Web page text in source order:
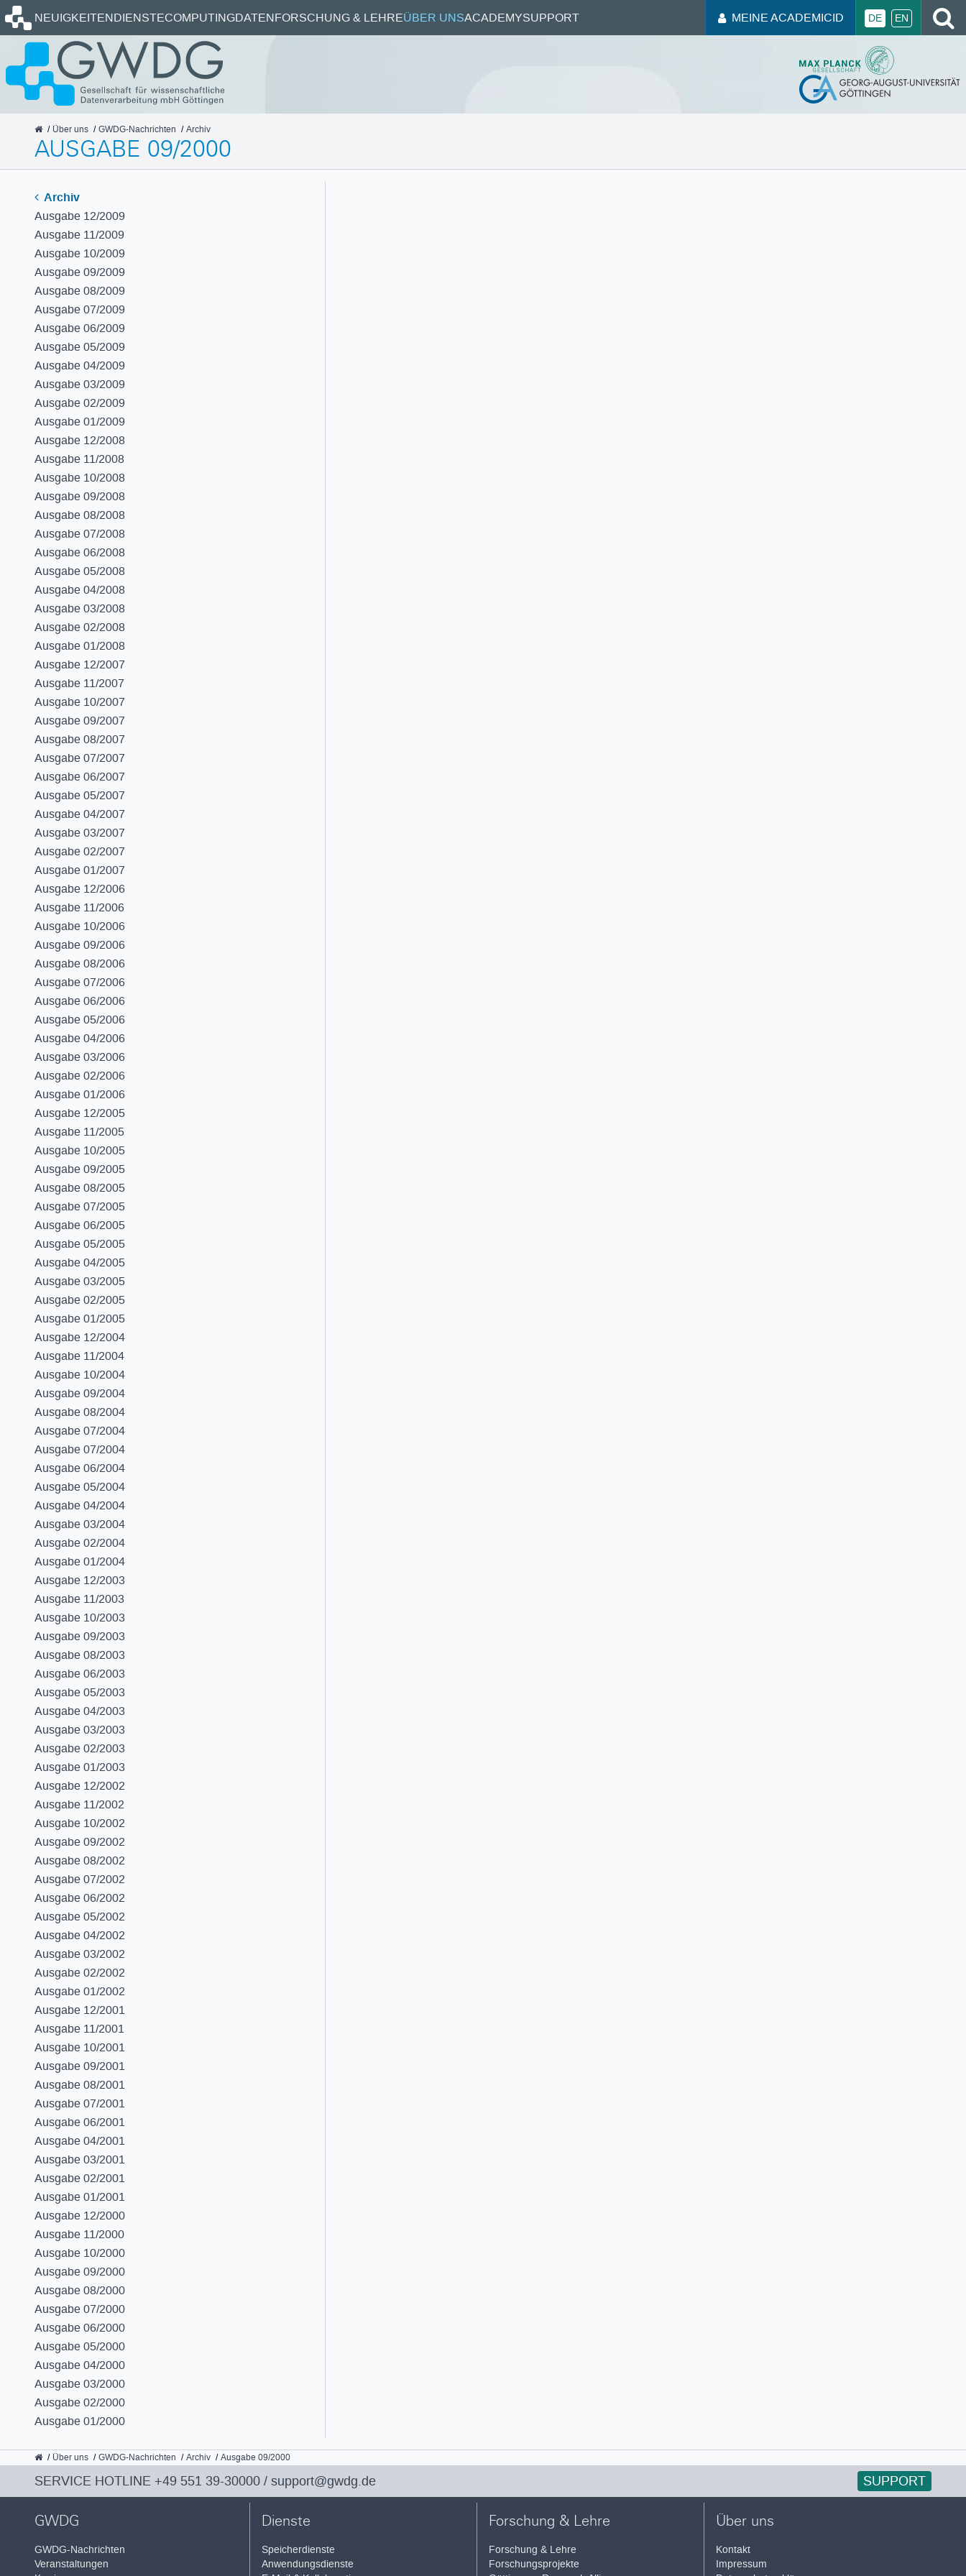
NEUIGKEITENDIENSTECOMPUTINGDATENFORSCHUNG & LEHREÜBER UNSACADEMYSUPPORT MEINE ACADEMICID DE EN
GWDG
Über uns GWDG-Nachrichten Archiv
AUSGABE 09/2000
Archiv
Ausgabe 12/2009
Ausgabe 11/2009
Ausgabe 10/2009
Ausgabe 09/2009
Ausgabe 08/2009
Ausgabe 07/2009
Ausgabe 06/2009
Ausgabe 05/2009
Ausgabe 04/2009
Ausgabe 03/2009
Ausgabe 02/2009
Ausgabe 01/2009
Ausgabe 12/2008
Ausgabe 11/2008
Ausgabe 10/2008
Ausgabe 09/2008
Ausgabe 08/2008
Ausgabe 07/2008
Ausgabe 06/2008
Ausgabe 05/2008
Ausgabe 04/2008
Ausgabe 03/2008
Ausgabe 02/2008
Ausgabe 01/2008
Ausgabe 12/2007
Ausgabe 11/2007
Ausgabe 10/2007
Ausgabe 09/2007
Ausgabe 08/2007
Ausgabe 07/2007
Ausgabe 06/2007
Ausgabe 05/2007
Ausgabe 04/2007
Ausgabe 03/2007
Ausgabe 02/2007
Ausgabe 01/2007
Ausgabe 12/2006
Ausgabe 11/2006
Ausgabe 10/2006
Ausgabe 09/2006
Ausgabe 08/2006
Ausgabe 07/2006
Ausgabe 06/2006
Ausgabe 05/2006
Ausgabe 04/2006
Ausgabe 03/2006
Ausgabe 02/2006
Ausgabe 01/2006
Ausgabe 12/2005
Ausgabe 11/2005
Ausgabe 10/2005
Ausgabe 09/2005
Ausgabe 08/2005
Ausgabe 07/2005
Ausgabe 06/2005
Ausgabe 05/2005
Ausgabe 04/2005
Ausgabe 03/2005
Ausgabe 02/2005
Ausgabe 01/2005
Ausgabe 12/2004
Ausgabe 11/2004
Ausgabe 10/2004
Ausgabe 09/2004
Ausgabe 08/2004
Ausgabe 07/2004
Ausgabe 07/2004
Ausgabe 06/2004
Ausgabe 05/2004
Ausgabe 04/2004
Ausgabe 03/2004
Ausgabe 02/2004
Ausgabe 01/2004
Ausgabe 12/2003
Ausgabe 11/2003
Ausgabe 10/2003
Ausgabe 09/2003
Ausgabe 08/2003
Ausgabe 06/2003
Ausgabe 05/2003
Ausgabe 04/2003
Ausgabe 03/2003
Ausgabe 02/2003
Ausgabe 01/2003
Ausgabe 12/2002
Ausgabe 11/2002
Ausgabe 10/2002
Ausgabe 09/2002
Ausgabe 08/2002
Ausgabe 07/2002
Ausgabe 06/2002
Ausgabe 05/2002
Ausgabe 04/2002
Ausgabe 03/2002
Ausgabe 02/2002
Ausgabe 01/2002
Ausgabe 12/2001
Ausgabe 11/2001
Ausgabe 10/2001
Ausgabe 09/2001
Ausgabe 08/2001
Ausgabe 07/2001
Ausgabe 06/2001
Ausgabe 04/2001
Ausgabe 03/2001
Ausgabe 02/2001
Ausgabe 01/2001
Ausgabe 12/2000
Ausgabe 11/2000
Ausgabe 10/2000
Ausgabe 09/2000
Ausgabe 08/2000
Ausgabe 07/2000
Ausgabe 06/2000
Ausgabe 05/2000
Ausgabe 04/2000
Ausgabe 03/2000
Ausgabe 02/2000
Ausgabe 01/2000
GWDG
Über uns GWDG-Nachrichten Archiv Ausgabe 09/2000
SERVICE HOTLINE +49 551 39-30000 / support@gwdg.de SUPPORT
GWDG
GWDG-Nachrichten
Veranstaltungen
Dienste
Speicherdienste
Anwendungsdienste
Forschung & Lehre
Forschung & Lehre
Forschungsprojekte
Über uns
Kontakt
Impressum